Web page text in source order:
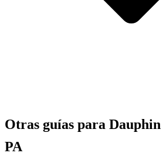
Otras guías para
PA